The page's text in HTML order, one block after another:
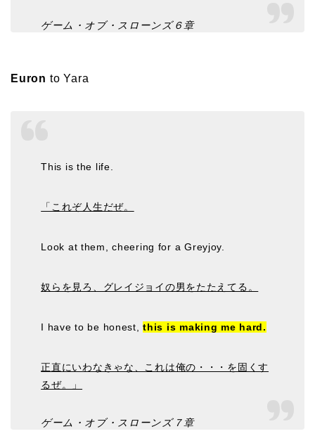
ゲーム・オブ・スローンズ６章
Euron to Yara
This is the life.
「これぞ人生だぜ。
Look at them, cheering for a Greyjoy.
奴らを見ろ、グレイジョイの男をたたえてる。
I have to be honest,this is making me hard.
正直にいわなきゃな、これは俺の・・・を固くす
るぜ。」
ゲーム・オブ・スローンズ７章